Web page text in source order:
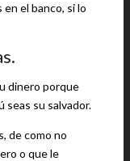
el banco, si lo
dinero porque
seas su salvador.
de como no
o que le